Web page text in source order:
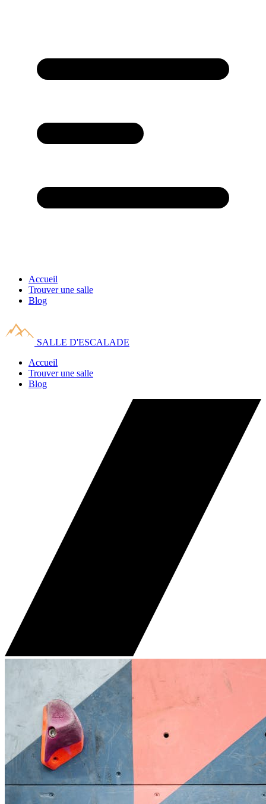
Accueil
Trouver une salle
Blog
SALLE D'ESCALADE
Accueil
Trouver une salle
Blog